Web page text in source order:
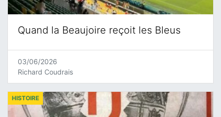
Quand la Beaujoire reçoit les Bleus
03/06/2026
Richard Coudrais
HISTOIRE